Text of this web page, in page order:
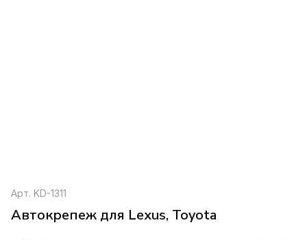
Арт. KD-1311
Автокрепеж для Lexus, Toyota